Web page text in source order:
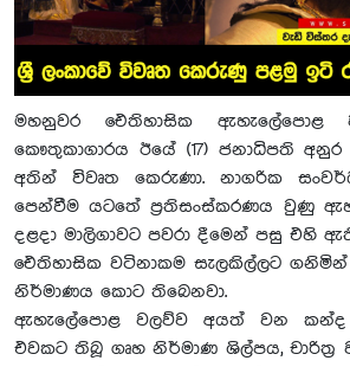
මහනුවර ඓතිහාසික ඇහැලේපොළ
කෞතුකාගාරය ඊයේ (17) ජනාධිපති අනුර
අතින් විවෘත කෙරුණා. නාගරික
පෙන්වීම යටතේ ප්‍රතිසංස්කරණය වුණු
දළදා මාලිගාවට පවරා දීමෙන් පසු එහි
ඓතිහාසික වටිනාකම සැලකිල්ලට ගනිමින්
නිර්මාණය කොට තිබෙනවා.
ඇහැලේපොළ වලව්ව අයත් වන කන්ද
එවකට තිබූ ගෘහ නිර්මාණ ශිල්පය, චාරිත්‍ර